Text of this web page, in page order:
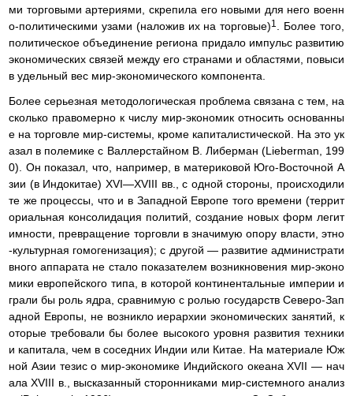
ми торговыми артериями, скрепила его новыми для него военн
о-политическими узами (наложив их на торговые)1
. Более того,
политическое объединение региона придало импульс развитию
экономических связей между его странами и областями, повыси
в удельный вес мир-экономического компонента.
Более серьезная методологическая проблема связана с тем, на
сколько правомерно к числу мир-экономик относить основанны
е на торговле мир-системы, кроме капиталистической. На это ук
азал в полемике с Валлерстайном В. Либерман (Lieberman, 199
0). Он показал, что, например, в материковой Юго-Восточной А
зии (в Индокитае) XVI—XVIII вв., с одной стороны, происходили
те же процессы, что и в Западной Европе того времени (террит
ориальная консолидация политий, создание новых форм легит
имности, превращение торговли в значимую опору власти, этно
-культурная гомогенизация); с другой — развитие администрати
вного аппарата не стало показателем возникновения мир-эконо
мики европейского типа, в которой континентальные империи и
грали бы роль ядра, сравнимую с ролью государств Северо-Зап
адной Европы, не возникло иерархии экономических занятий, к
оторые требовали бы более высокого уровня развития техники
и капитала, чем в соседних Индии или Китае. На материале Юж
ной Азии тезис о мир-экономике Индийского океана XVII — нач
ала XVIII в., высказанный сторонниками мир-системного анализ